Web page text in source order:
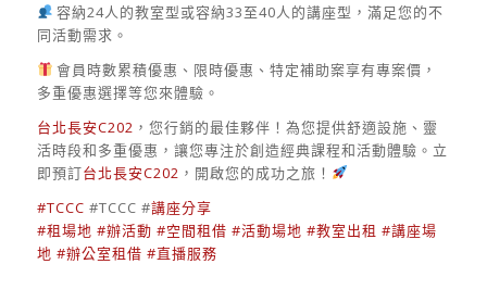
容納24人的教室型或容納33至40人的講座型，滿足您的不
同活動需求。
會員時數累積優惠、限時優惠、特定補助案享有專案價，
多重優惠選擇等您來體驗。
台北長安C202 ，您行銷的最佳夥伴！為您提供舒適設施、靈
活時段和多重優惠，讓您專注於創造經典課程和活動體驗。立
即預訂台北長安C202 ，開啟您的成功之旅！
#TCCC #TCCC #講座分享
#租場地 #辦活動 #空間租借 #活動場地 #教室出租 #講座場
地 #辦公室租借 #直播服務